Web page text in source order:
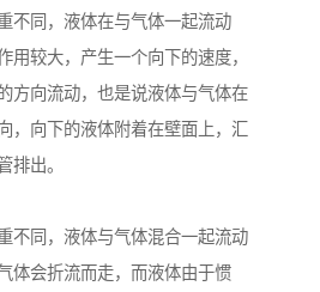
不同，液体在与气体一起流动
用较大，产生一个向下的速度，
方向流动，也是说液体与气体在
，向下的液体附着在壁面上，汇
排出。
不同，液体与气体混合一起流动
体会折流而走，而液体由于惯